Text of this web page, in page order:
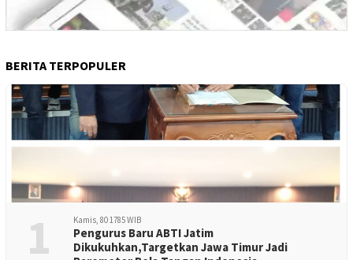
BERITA TERPOPULER
1 Kamis, 80 1785 WIB
Pengurus Baru ABTI Jatim
Dikukuhkan,Targetkan Jawa Timur Jadi